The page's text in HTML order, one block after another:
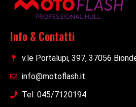
Info & Contatti
v.le Portalupi, 397, 37056
info@motoflash.it
Tel. 045/7120194